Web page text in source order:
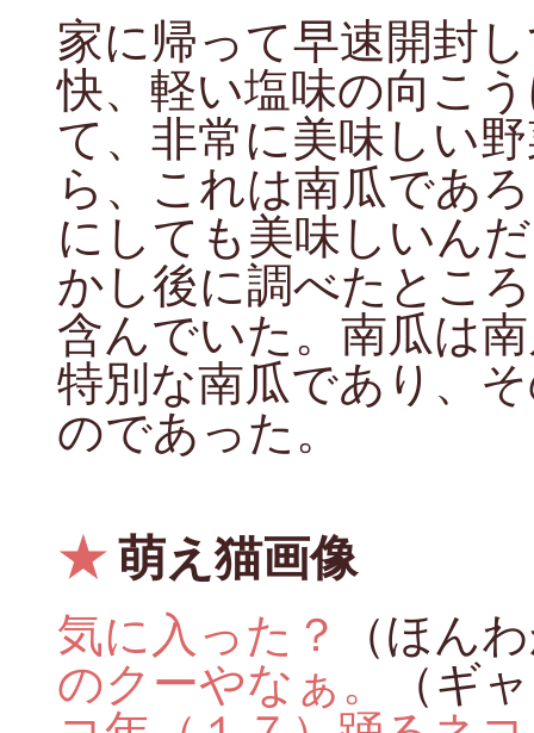
家に帰って早速開封
快、軽い塩味の向こ
て、非常に美味しい
ら、これは南瓜であ
にしても美味しいん
かし後に調べたとこ
含んでいた。南瓜は
特別な南瓜であり、
のであった。
★萌え猫画像
気に入った？
（ほん
のクーやなぁ。
（ギ